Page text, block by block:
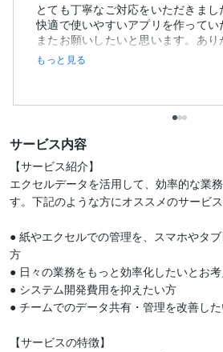
とても丁寧なご対応をいただきまし
快適で使いやすいアプリを作ってい
またお願いしたいと思います。あり
もっと見る
サービス内容
【サービス紹介】
エクセルデータを活用して、効率的な業
す。下記のような方にオススメのサービス
● 紙やエクセルでの管理を、スマホやタ
方
● 日々の業務をもっと効率化したいとお
● システム開発費用を抑えたい方
● チームでのデータ共有・管理を改善し
【サービスの特徴】